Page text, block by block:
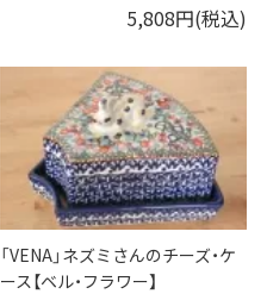
5,808円(税込)
「VENA」ネズミさんのチーズ・ケ
ース【ベル・フラワー】